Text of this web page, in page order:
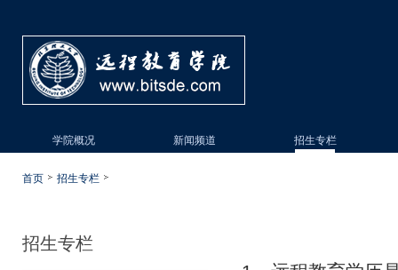
学院概况 新闻频道 招生专栏
首页 招生专栏
招生专栏